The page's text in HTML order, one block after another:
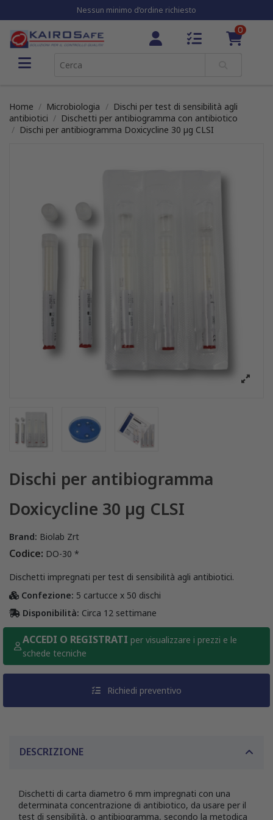
Nessun minimo d’ordine richiesto
0
Home Microbiologia
Dischi per test di sensibilità agli
antibiotici
Dischetti per antibiogramma con antibiotico
Dischi per antibiogramma Doxicycline 30 µg CLSI
Dischi per antibiogramma
Doxicycline 30 µg CLSI
Brand: Biolab Zrt
Codice: DO-30 *
Dischetti impregnati per test di sensibilità agli antibiotici.
Confezione: 5 cartucce x 50 dischi
Disponibilità: Circa 12 settimane
ACCEDI O REGISTRATI per visualizzare i prezzi e le
schede tecniche
Richiedi preventivo
DESCRIZIONE
Dischetti di carta diametro 6 mm impregnati con una
determinata concentrazione di antibiotico, da usare per il
test di sensibilità, o antibiogramma, secondo la metodica